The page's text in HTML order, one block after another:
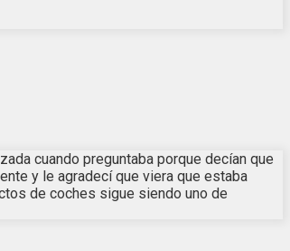
cuando preguntaba porque decían que
y le agradecí que viera que estaba
de coches sigue siendo uno de